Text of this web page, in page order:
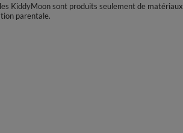
KiddyMoon sont produits seulement de matériaux
parentale.